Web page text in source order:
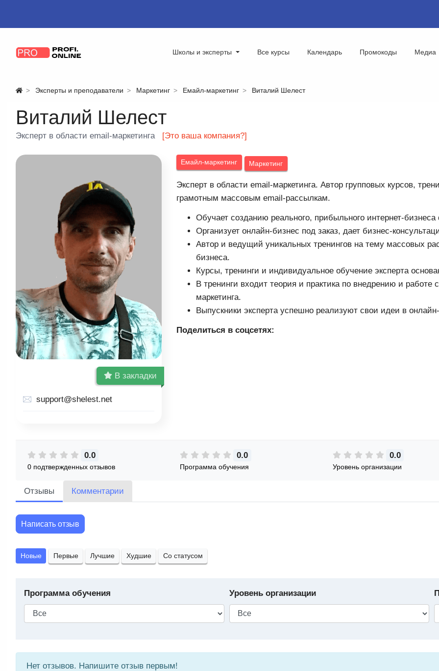
Школы и эксперты Все курсы Календарь Промокоды Медиа
Эксперты и преподаватели Маркетинг Емайл-маркетинг Виталий Шелест
Виталий Шелест
Эксперт в области email-маркетинга [Это ваша компания?]
В закладки
support@shelest.net
Емайл-маркетинг Маркетинг
Эксперт в области email-маркетинга. Автор групповых курсов,
грамотным массовым email-рассылкам.
Обучает созданию реального, прибыльного интернет-бизнеса
Организует онлайн-бизнес под заказ, дает бизнес-
Автор и ведущий уникальных тренингов на тему массовых
бизнеса.
Курсы, тренинги и индивидуальное обучение эксперта
В тренинги входит теория и практика по внедрению и
маркетинга.
Выпускники эксперта успешно реализуют свои идеи в
Поделиться в соцсетях:
0.0
0 подтвержденных отзывов
0.0
Программа обучения
0.0
Уровень организации
Отзывы Комментарии
Написать отзыв
Новые Первые Лучшие Худшие Со статусом
Программа обучения Уровень организации
Нет отзывов. Напишите отзыв первым!